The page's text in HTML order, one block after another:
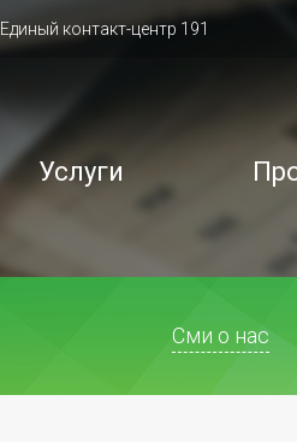
Единый контакт-центр 191
Услуги
Сми о нас